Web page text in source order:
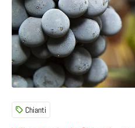
Chianti